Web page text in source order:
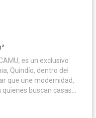
es un exclusivo
Quindío, dentro del
que une modernidad,
buscan casas
Campestre está a solo